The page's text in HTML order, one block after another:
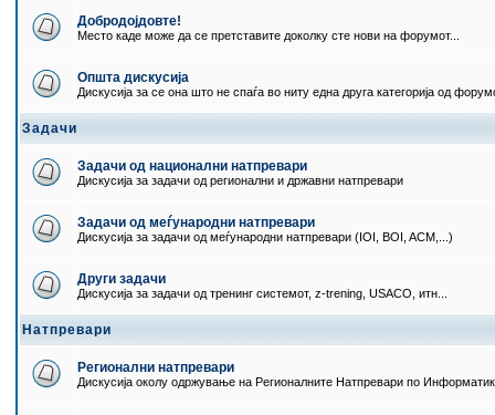
Добродојдовте!
Место каде може да се претставите доколку сте нови на форумот...
Општа дискусија
Дискусија за се она што не спаѓа во ниту една друга категорија од
Задачи
Задачи од национални натпревари
Дискусија за задачи од регионални и државни натпревари
Задачи од меѓународни натпревари
Дискусија за задачи од меѓународни натпревари (IOI, BOI, ACM,...)
Други задачи
Дискусија за задачи од тренинг системот, z-trening, USACO, итн...
Натпревари
Регионални натпревари
Дискусија околу одржување на Регионалните Натпревари по